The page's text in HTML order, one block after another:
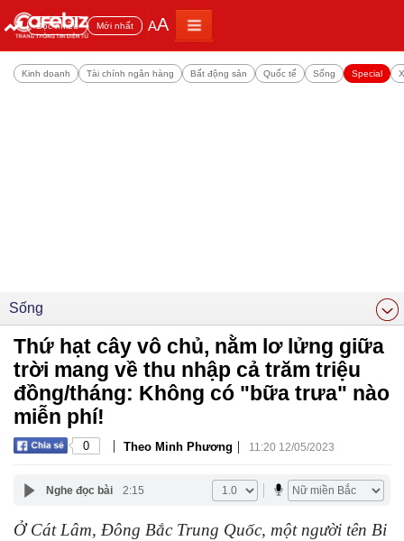
Đọc nhiều Mới nhất AA
Kinh doanh Tài chính ngân hàng Bất động sản Quốc tế Sống Special
Sống
Thứ hạt cây vô chủ, nằm lơ lửng giữa
trời mang về thu nhập cả trăm triệu
đồng/tháng: Không có "bữa trưa" nào
miễn phí!
0 | Theo Minh Phương | 11:20 12/05/2023
Nghe đọc bài 2:15
Ở Cát Lâm, Đông Bắc Trung Quốc, một người tên Bi